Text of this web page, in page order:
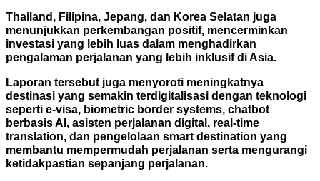
Thailand, Filipina, Jepang, dan Korea Selatan juga
menunjukkan perkembangan positif, mencerminkan
investasi yang lebih luas dalam menghadirkan
pengalaman perjalanan yang lebih inklusif di Asia.
Laporan tersebut juga menyoroti meningkatnya
destinasi yang semakin terdigitalisasi dengan teknologi
seperti e-visa, biometric border systems, chatbot
berbasis AI, asisten perjalanan digital, real-time
translation, dan pengelolaan smart destination yang
membantu mempermudah perjalanan serta mengurangi
ketidakpastian sepanjang perjalanan.